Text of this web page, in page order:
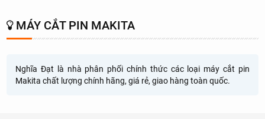
MÁY CẮT PIN MAKITA
Nghĩa Đạt là nhà phân phối chính thức các loại máy cắt pin
Makita chất lượng chính hãng, giá rẻ, giao hàng toàn quốc.